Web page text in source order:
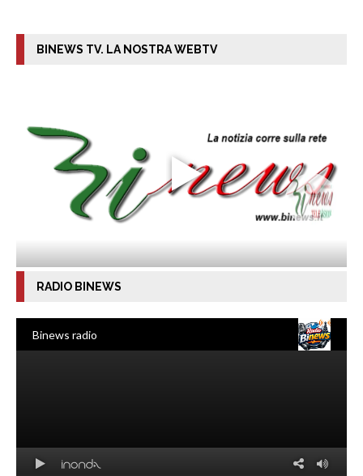
BINEWS TV. LA NOSTRA WEBTV
RADIO BINEWS